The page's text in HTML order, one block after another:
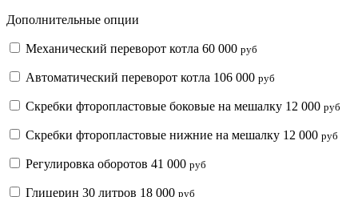
Дополнительные опции
Механический переворот котла 60 000 руб
Автоматический переворот котла 106 000 руб
Скребки фторопластовые боковые на мешалку 12 000 руб
Скребки фторопластовые нижние на мешалку 12 000 руб
Регулировка оборотов 41 000 руб
Глицерин 30 литров 18 000 руб